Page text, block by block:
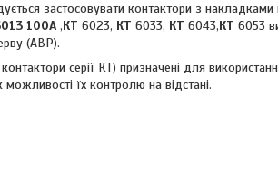
застосовувати контактори з накладками
100А ,КТ 6023, КТ 6033, КТ 6043,КТ 6053
(АВР).
контактори серії КТ) призначені для
їх контролю на відстані.